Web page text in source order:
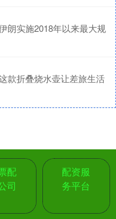
朗实施2018年以来最大规
款折叠烧水壶让差旅生活
配
司
配资服
务平台